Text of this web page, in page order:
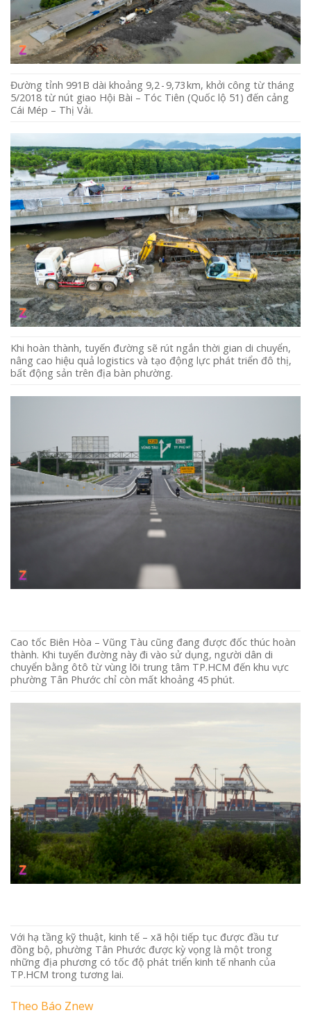
Đường tỉnh 991B dài khoảng 9,2 - 9,73 km, khởi công từ tháng
5/2018 từ nút giao Hội Bài – Tóc Tiên (Quốc lộ 51) đến cảng
Cái Mép – Thị Vải.
Khi hoàn thành, tuyến đường sẽ rút ngắn thời gian di chuyển,
nâng cao hiệu quả logistics và tạo động lực phát triển đô thị,
bất động sản trên địa bàn phường.
Cao tốc Biên Hòa – Vũng Tàu cũng đang được đốc thúc hoàn
thành. Khi tuyến đường này đi vào sử dụng, người dân di
chuyển bằng ôtô từ vùng lõi trung tâm TP.HCM đến khu vực
phường Tân Phước chỉ còn mất khoảng 45 phút.
Với hạ tầng kỹ thuật, kinh tế – xã hội tiếp tục được đầu tư
đồng bộ, phường Tân Phước được kỳ vọng là một trong
những địa phương có tốc độ phát triển kinh tế nhanh của
TP.HCM trong tương lai.
Theo Báo Znew